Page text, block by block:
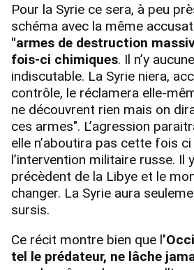
Pour la Syrie ce sera, à peu
schéma avec la même
"armes de destruction
fois-ci chimiques. Il n’y
indiscutable. La Syrie niera,
contrôle, le réclamera elle-
ne découvrent rien mais on
ces armes". L’agression
elle n’aboutira pas cette fois
l’intervention militaire russe. Il
précèdent de la Libye et le
changer. La Syrie aura
sursis.
Ce récit montre bien que l
tel le prédateur, ne lâche